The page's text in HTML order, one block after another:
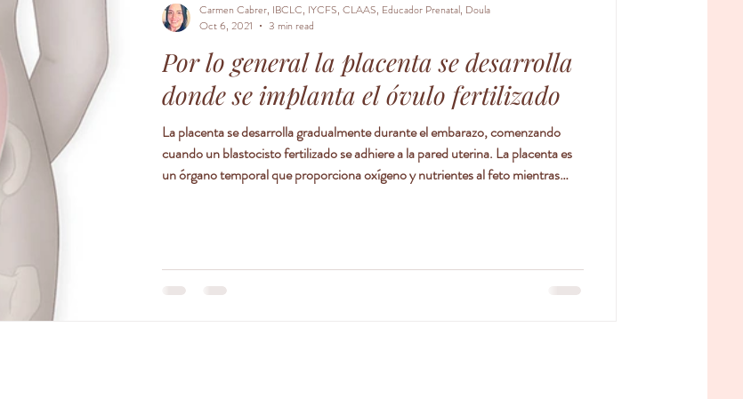
Por lo general la placenta se desarrolla
donde se implanta el óvulo fertilizado
La placenta se desarrolla gradualmente durante el embarazo, comenzando
cuando un blastocisto fertilizado se adhiere a la pared uterina. La placenta es
un órgano temporal que proporciona oxígeno y nutrientes al feto mientras
Carmen Cabrer, IBCLC, IYCFS, CLAAS, Educador Prenatal, Doula
Oct 6, 2021
3 min read